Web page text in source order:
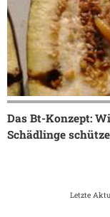
Das Bt-Konzept:
Schädlinge
Letzte